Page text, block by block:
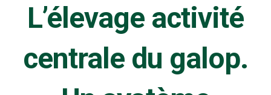
L’élevage activité
centrale du galop.